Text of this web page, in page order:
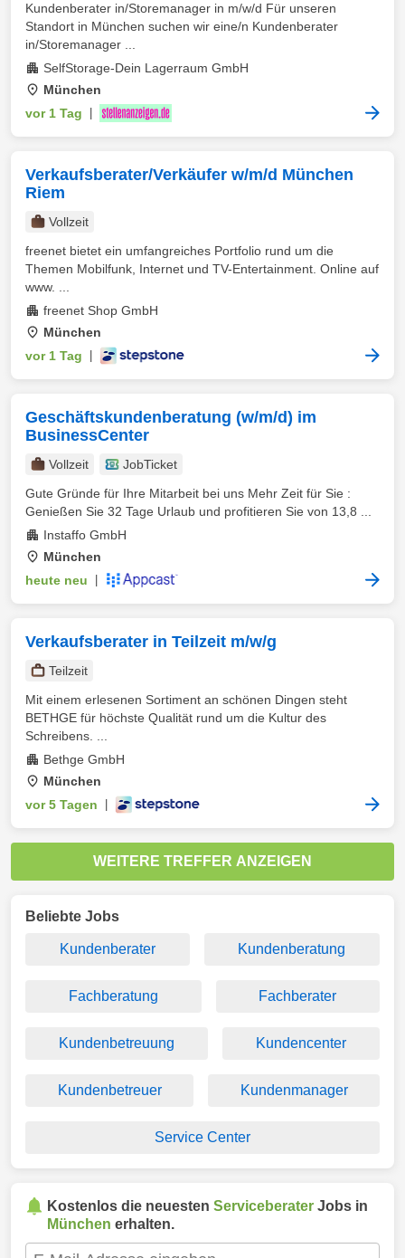
Kundenberater in/Storemanager in m/w/d Für unseren
Standort in München suchen wir eine/n Kundenberater
in/Storemanager ...
SelfStorage-Dein Lagerraum GmbH
München
vor 1 Tag
Verkaufsberater/Verkäufer w/m/d München
Riem
Vollzeit
freenet bietet ein umfangreiches Portfolio rund um die
Themen Mobilfunk, Internet und TV-Entertainment. Online auf
www. ...
freenet Shop GmbH
München
vor 1 Tag
Geschäftskundenberatung (w/m/d) im
BusinessCenter
Vollzeit
JobTicket
Gute Gründe für Ihre Mitarbeit bei uns Mehr Zeit für Sie :
Genießen Sie 32 Tage Urlaub und profitieren Sie von 13,8 ...
Instaffo GmbH
München
heute neu
Verkaufsberater in Teilzeit m/w/g
Teilzeit
Mit einem erlesenen Sortiment an schönen Dingen steht
BETHGE für höchste Qualität rund um die Kultur des
Schreibens. ...
Bethge GmbH
München
vor 5 Tagen
WEITERE TREFFER ANZEIGEN
Beliebte Jobs
Kundenberater Kundenberatung
Fachberatung Fachberater
Kundenbetreuung Kundencenter
Kundenbetreuer Kundenmanager
Service Center
Kostenlos die neuesten Serviceberater Jobs in
München erhalten.